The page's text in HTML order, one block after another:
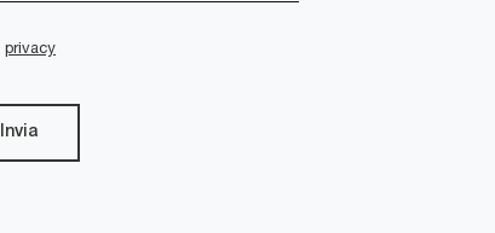
privacy
Invia